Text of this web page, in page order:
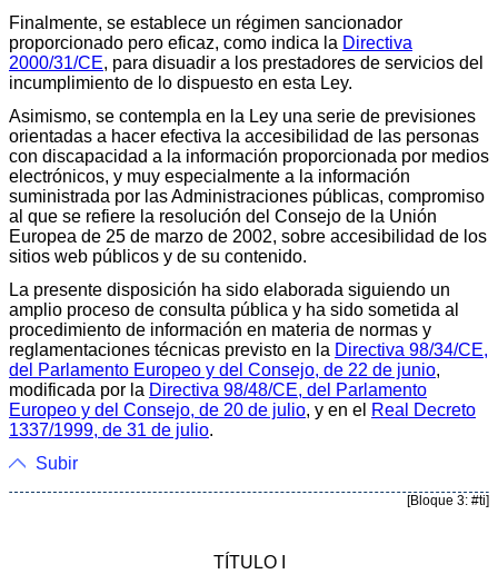
Finalmente, se establece un régimen sancionador
proporcionado pero eficaz, como indica la Directiva
2000/31/CE, para disuadir a los prestadores de servicios del
incumplimiento de lo dispuesto en esta Ley.
Asimismo, se contempla en la Ley una serie de previsiones
orientadas a hacer efectiva la accesibilidad de las personas
con discapacidad a la información proporcionada por medios
electrónicos, y muy especialmente a la información
suministrada por las Administraciones públicas, compromiso
al que se refiere la resolución del Consejo de la Unión
Europea de 25 de marzo de 2002, sobre accesibilidad de los
sitios web públicos y de su contenido.
La presente disposición ha sido elaborada siguiendo un
amplio proceso de consulta pública y ha sido sometida al
procedimiento de información en materia de normas y
reglamentaciones técnicas previsto en la Directiva 98/34/CE,
del Parlamento Europeo y del Consejo, de 22 de junio,
modificada por la Directiva 98/48/CE, del Parlamento
Europeo y del Consejo, de 20 de julio, y en el Real Decreto
1337/1999, de 31 de julio.
Subir
[Bloque 3: #ti]
TÍTULO I